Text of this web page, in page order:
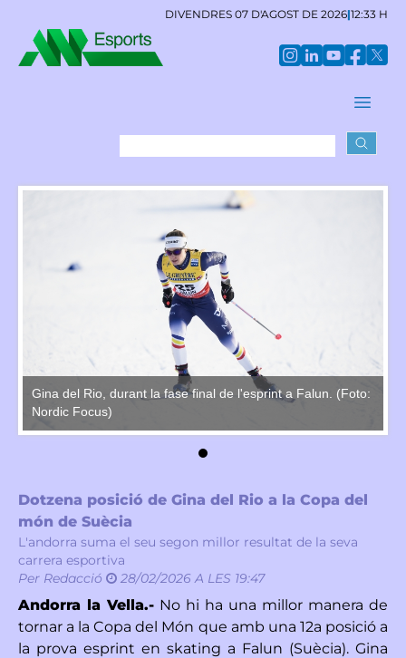
DIVENDRES 07 D'AGOST DE 2026|12:33 H
Gina del Rio, durant la fase final de l'esprint a Falun. (Foto:
Nordic Focus)
Dotzena posició de Gina del Rio a la Copa del
món de Suècia
L'andorra suma el seu segon millor resultat de la seva
carrera esportiva
Per Redacció 28/02/2026 A LES 19:47
Andorra la Vella.- No hi ha una millor manera de
tornar a la Copa del Món que amb una 12a posició a
la prova esprint en skating a Falun (Suècia). Gina